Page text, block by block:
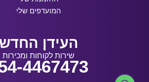
המועדפים שלי
העידן החדש
שירות לקוחות ומכירות
4467473